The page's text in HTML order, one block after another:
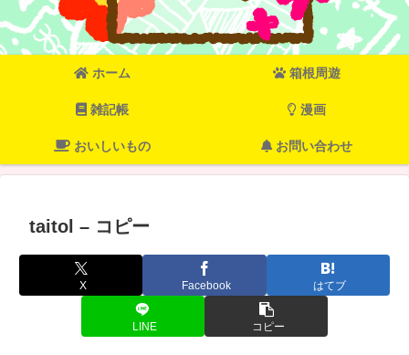
ホーム 箱根周遊
雑記帳 漫画
おいしいもの お問い合わせ
taitol – コピー
X Facebook はてブ
LINE コピー